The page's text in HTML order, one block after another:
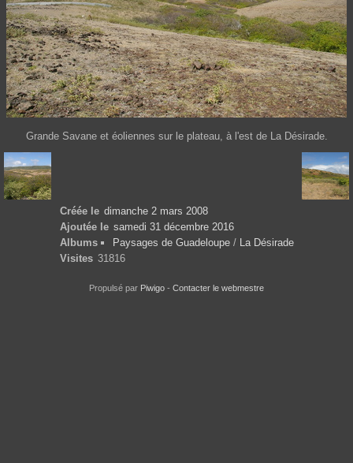
Grande Savane et éoliennes sur le plateau, à l'est de La Désirade.
Créée le dimanche 2 mars 2008
Ajoutée le samedi 31 décembre 2016
Albums
Paysages de Guadeloupe / La Désirade
Visites 31816
Propulsé par Piwigo - Contacter le webmestre